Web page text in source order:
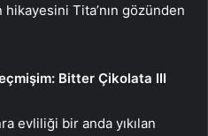
hikayesini Tita’nın gözünden
Bitter Çikolata III
evliliği bir anda yıkılan